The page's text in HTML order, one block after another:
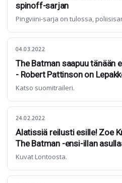
spinoff-sarjan
Pingviini-sarja on tulossa,
04.03.2022
The Batman saapuu tänään
- Robert Pattinson on
Katso suomitraileri.
24.02.2022
Alatissiä reilusti esille! Zoe
The Batman -ensi-illan
Kuvat Lontoosta.